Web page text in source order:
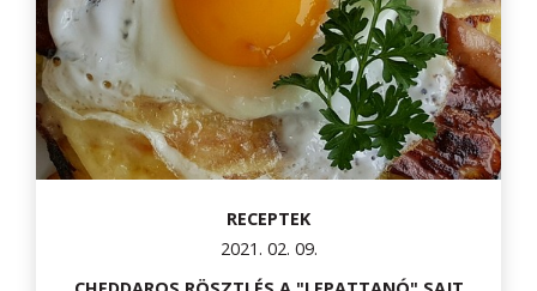
RECEPTEK
2021. 02. 09.